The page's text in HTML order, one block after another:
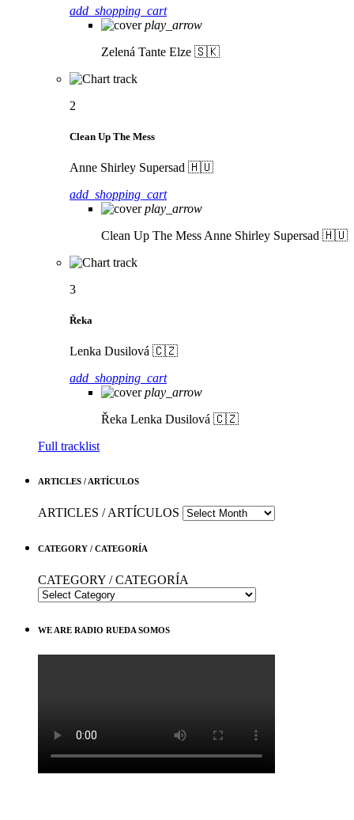
add_shopping_cart
play_arrow
Zelená Tante Elze 🇸🇰
2
Clean Up The Mess
Anne Shirley Supersad 🇭🇺
add_shopping_cart
play_arrow
Clean Up The Mess Anne Shirley Supersad 🇭🇺
3
Řeka
Lenka Dusilová 🇨🇿
add_shopping_cart
play_arrow
Řeka Lenka Dusilová 🇨🇿
Full tracklist
ARTICLES / ARTÍCULOS
ARTICLES / ARTÍCULOS
CATEGORY / CATEGORÍA
CATEGORY / CATEGORÍA
WE ARE RADIO RUEDA SOMOS